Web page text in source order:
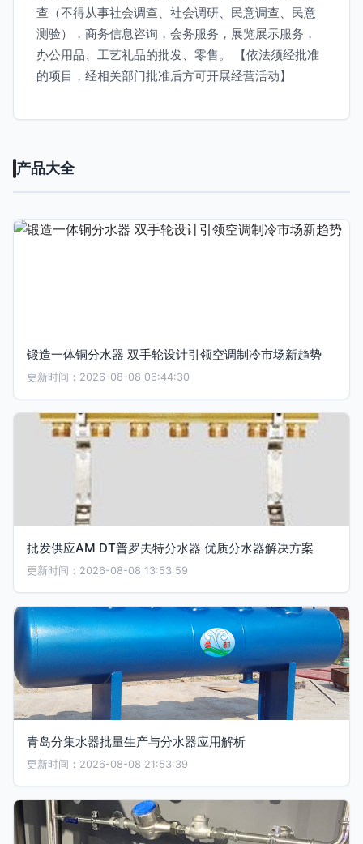
查（不得从事社会调查、社会调研、民意调查、民意
测验），商务信息咨询，会务服务，展览展示服务，
办公用品、工艺礼品的批发、零售。 【依法须经批准
的项目，经相关部门批准后方可开展经营活动】
产品大全
锻造一体铜分水器 双手轮设计引领空调制冷市场新趋势
更新时间：2026-08-08 06:44:30
批发供应AM DT普罗夫特分水器 优质分水器解决方案
更新时间：2026-08-08 13:53:59
青岛分集水器批量生产与分水器应用解析
更新时间：2026-08-08 21:53:39